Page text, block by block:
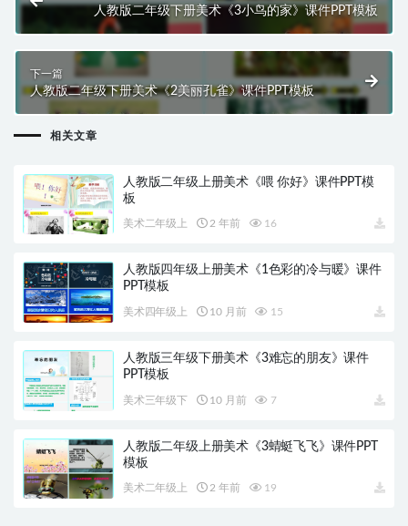
人教版二年级下册美术《3小鸟的家》课件PPT模板
下一篇
人教版二年级下册美术《2美丽孔雀》课件PPT模板
相关文章
人教版二年级上册美术《喂 你好》课件PPT模
板
美术二年级上 2 年前 16
人教版四年级上册美术《1色彩的冷与暖》课件
PPT模板
美术四年级上 10 月前 15
人教版三年级下册美术《3难忘的朋友》课件
PPT模板
美术三年级下 10 月前 7
人教版二年级上册美术《3蜻蜓飞飞》课件PPT
模板
美术二年级上 2 年前 19